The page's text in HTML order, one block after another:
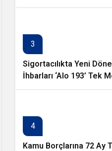
planlayabileceğimiz
3
Sigortacılıkta Yeni
İhbarları ‘Alo 193’ Tek
Toplanıyor
4
Kamu Borçlarına 72 Ay